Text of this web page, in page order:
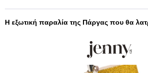
Η εξωτική παραλία της Πάργας που θα